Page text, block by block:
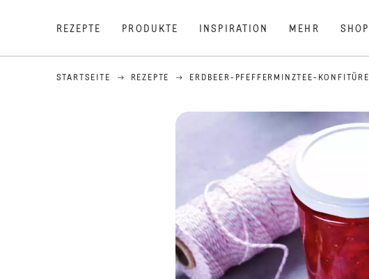
REZEPTE PRODUKTE INSPIRATION MEHR SHOP
STARTSEITE REZEPTE ERDBEER-PFEFFERMINZTEE-KONFITÜRE